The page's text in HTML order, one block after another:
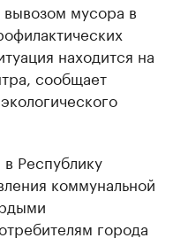
мусора в
находится на
сообщает
Республику
коммунальной
города